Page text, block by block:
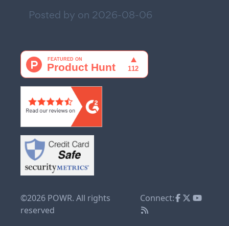
Posted by on 2026-08-06
©2026 POWR. All rights
reserved
Connect: